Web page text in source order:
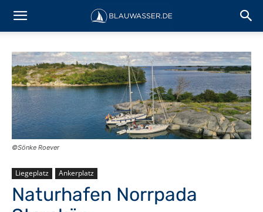
©Sönke Roever
Liegeplatz Ankerplatz
Naturhafen Norrpada